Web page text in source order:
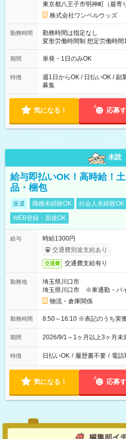
東京都八王子市明神町（最寄
株式会社ワンベルウッズ
勤務時間
勤務時間は指定なし
変形労働時間制 想定労働時間160時間/月 【シ
～21：00
期間 単発・1日のみOK
特徴
週1日からOK / 日払いOK / 副
募集
気になる！ 応募
未読
給与即払いOK！高時給！
品・梱包
派遣 職種未経験OK 社会人未経験OK
WEB登録・面接OK
給与
時給1300円
交通費別途支給あり
交通費 交通費支給有り
勤務地
埼玉県川口市
埼玉県川口市 ※車通勤・バ
物流・倉庫関係
勤務時間 8:50～16:10 ※表記のう
期間 2026/9/1～1ヶ月以上3ヶ月未
特徴 日払いOK / 履歴書不要 / 電話
気になる！ 応募